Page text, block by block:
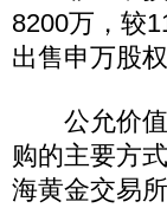
8200万，较
出售申万股
公允价值
购的主要方
海黄金交易